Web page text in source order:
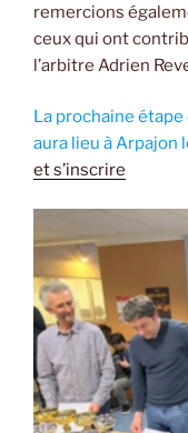
remercions
ceux qui ont
l’arbitre Adrien
La prochaine étape
aura lieu à Arpajon
et s’inscrire